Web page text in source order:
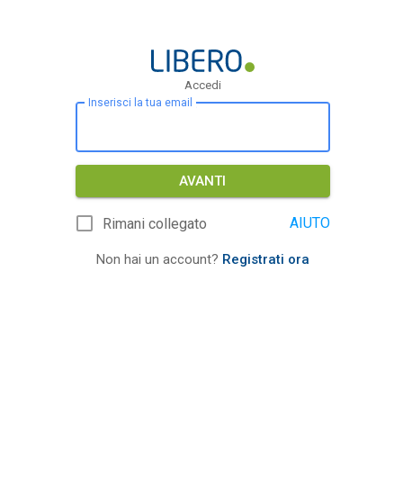
Accedi
Inserisci la tua email
AVANTI
Rimani collegato AIUTO
Non hai un account? Registrati ora